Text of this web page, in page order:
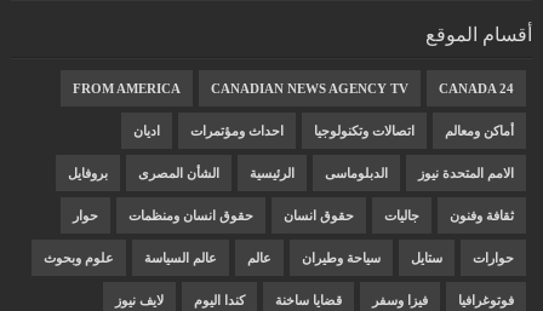
أقسام الموقع
CANADA 24
CANADIAN NEWS AGENCY TV
FROM AMERICA
أماكن ومعالم اتصالات وتكنولوجيا احداث ومؤتمرات اديان
الامم المتحدة نيوز الدبلوماسى الرئيسية الشأن المصرى بروفايل
ثقافة وفنون جاليات حقوق انسان حقوق انسان ومنظمات حوار
حوارات ستايل سياحة وطيران عالم عالم السياسة علوم وبحوث
فوتوغرافيا فيزا وسفر قضايا ساخنة كندا اليوم لايف نيوز